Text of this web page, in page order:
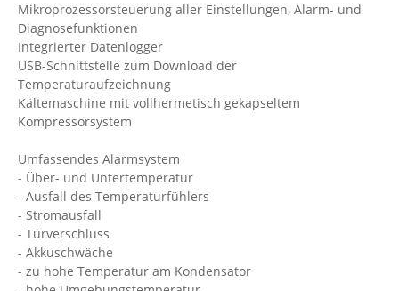
Mikroprozessorsteuerung aller Einstellungen, Alarm- und
Diagnosefunktionen
Integrierter Datenlogger
USB-Schnittstelle zum Download der
Temperaturaufzeichnung
Kältemaschine mit vollhermetisch gekapseltem
Kompressorsystem
Umfassendes Alarmsystem
- Über- und Untertemperatur
- Ausfall des Temperaturfühlers
- Stromausfall
- Türverschluss
- Akkuschwäche
- zu hohe Temperatur am Kondensator